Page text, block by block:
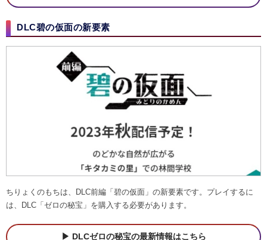
DLC碧の仮面の新要素
ちりょくのもちは、DLC前編「碧の仮面」の新要素です。プレイするに
は、DLC「ゼロの秘宝」を購入する必要があります。
DLCゼロの秘宝の最新情報はこちら